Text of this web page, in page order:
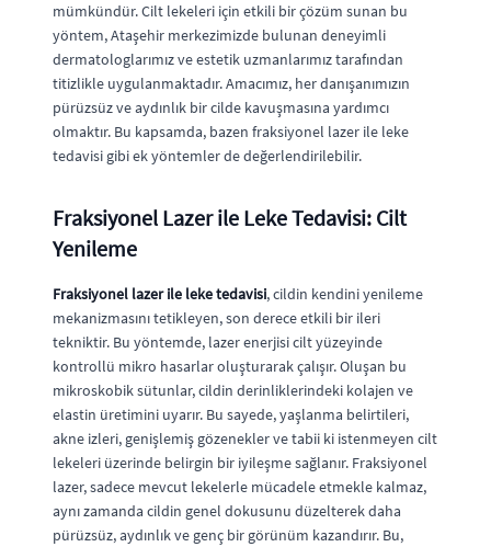
mümkündür. Cilt lekeleri için etkili bir çözüm sunan bu
yöntem, Ataşehir merkezimizde bulunan deneyimli
dermatologlarımız ve estetik uzmanlarımız tarafından
titizlikle uygulanmaktadır. Amacımız, her danışanımızın
pürüzsüz ve aydınlık bir cilde kavuşmasına yardımcı
olmaktır. Bu kapsamda, bazen fraksiyonel lazer ile leke
tedavisi gibi ek yöntemler de değerlendirilebilir.
Fraksiyonel Lazer ile Leke Tedavisi: Cilt
Yenileme
Fraksiyonel lazer ile leke tedavisi, cildin kendini yenileme
mekanizmasını tetikleyen, son derece etkili bir ileri
tekniktir. Bu yöntemde, lazer enerjisi cilt yüzeyinde
kontrollü mikro hasarlar oluşturarak çalışır. Oluşan bu
mikroskobik sütunlar, cildin derinliklerindeki kolajen ve
elastin üretimini uyarır. Bu sayede, yaşlanma belirtileri,
akne izleri, genişlemiş gözenekler ve tabii ki istenmeyen cilt
lekeleri üzerinde belirgin bir iyileşme sağlanır. Fraksiyonel
lazer, sadece mevcut lekelerle mücadele etmekle kalmaz,
aynı zamanda cildin genel dokusunu düzelterek daha
pürüzsüz, aydınlık ve genç bir görünüm kazandırır. Bu,